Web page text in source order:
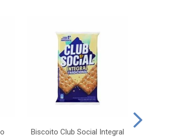
Biscoito Club Social Integral